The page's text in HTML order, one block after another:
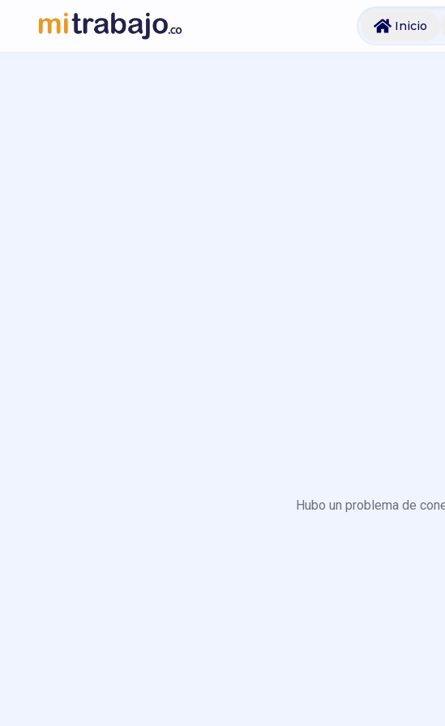
Inicio
Hubo un problema de